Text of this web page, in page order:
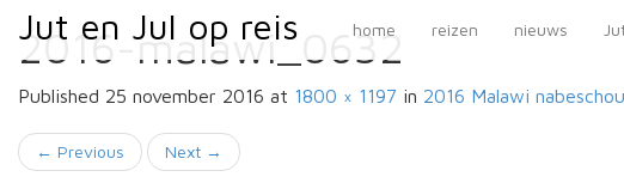
Jut en Jul op reis
Primary
Menu
content
Jut en Jul op reis
home reizen nieuws
2016-malawi_0632
Published 25 november 2016 at 1800 × 1197 in 2016 Malawi
← Previous Next →